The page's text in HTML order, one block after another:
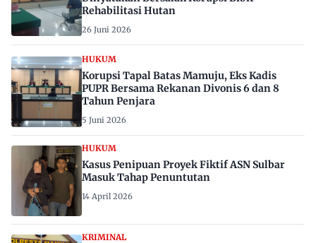
Rehabilitasi Hutan
26 Juni 2026
HUKUM
Korupsi Tapal Batas Mamuju, Eks Kadis
PUPR Bersama Rekanan Divonis 6 dan 8
Tahun Penjara
5 Juni 2026
HUKUM
Kasus Penipuan Proyek Fiktif ASN Sulbar
Masuk Tahap Penuntutan
14 April 2026
KRIMINAL